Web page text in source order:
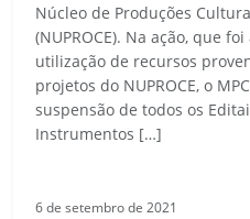
Núcleo de Produções
(NUPROCE). Na ação, que
utilização de recursos
projetos do NUPROCE, o
suspensão de todos os
Instrumentos […]
6 de setembro de 2021